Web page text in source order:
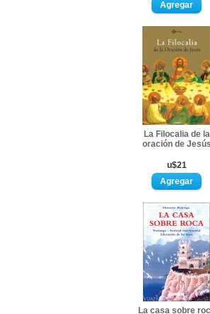
La Filocalia de la
oración de Jesús
u$21
La casa sobre